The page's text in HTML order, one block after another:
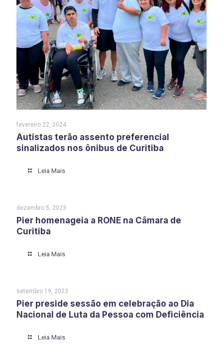
fevereiro 22, 2024
Autistas terão assento preferencial
sinalizados nos ônibus de Curitiba
Leia Mais
dezembro 5, 2023
Pier homenageia a RONE na Câmara de
Curitiba
Leia Mais
setembro 19, 2023
Pier preside sessão em celebração ao Dia
Nacional de Luta da Pessoa com Deficiência
Leia Mais